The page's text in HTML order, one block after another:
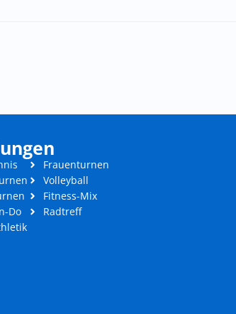
Do
Frauenturnen
Volleyball
Fitness-Mix
Radtreff